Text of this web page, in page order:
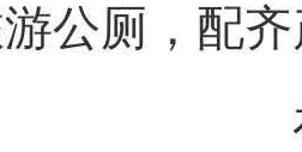
公厕，配